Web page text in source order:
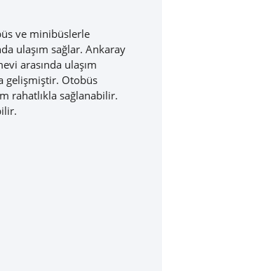
ve minibüslerle
ulaşım sağlar. Ankaray
arasında ulaşım
gelişmiştir. Otobüs
rahatlıkla sağlanabilir.